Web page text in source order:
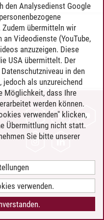
den Analysedienst Google
Zudem übermitteln wir
Videodienste (YouTube,
anzuzeigen. Diese
USA übermittelt. Der
in den
jedoch als unzureichend
Möglichkeit, dass Ihre
werden können.
verwenden" klicken,
Übermittlung nicht statt.
Sie bitte unserer
verwenden.